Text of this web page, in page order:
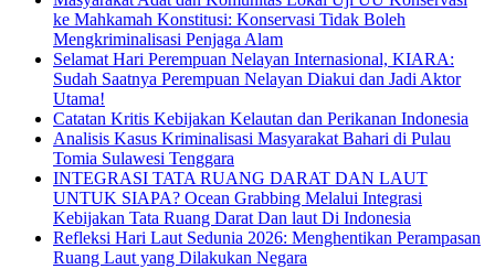
ke Mahkamah Konstitusi: Konservasi Tidak Boleh
Mengkriminalisasi Penjaga Alam
Selamat Hari Perempuan Nelayan Internasional, KIARA:
Sudah Saatnya Perempuan Nelayan Diakui dan Jadi Aktor
Utama!
Catatan Kritis Kebijakan Kelautan dan Perikanan Indonesia
Analisis Kasus Kriminalisasi Masyarakat Bahari di Pulau
Tomia Sulawesi Tenggara
INTEGRASI TATA RUANG DARAT DAN LAUT
UNTUK SIAPA? Ocean Grabbing Melalui Integrasi
Kebijakan Tata Ruang Darat Dan laut Di Indonesia
Refleksi Hari Laut Sedunia 2026: Menghentikan Perampasan
Ruang Laut yang Dilakukan Negara